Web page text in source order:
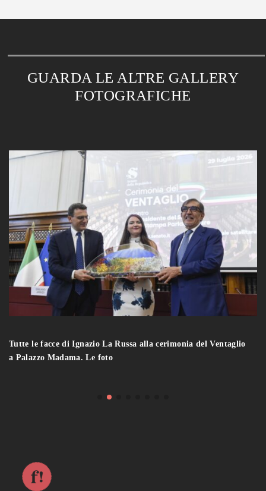
GUARDA LE ALTRE GALLERY
FOTOGRAFICHE
Tutte le facce di Ignazio La Russa alla cerimonia del Ventaglio
a Palazzo Madama. Le foto